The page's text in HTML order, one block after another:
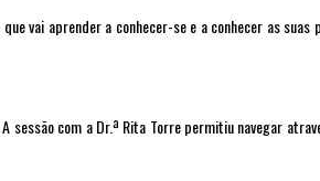
vai aprender a conhecer-se e a conhecer as
com a Dr.ª Rita Torre permitiu navegar